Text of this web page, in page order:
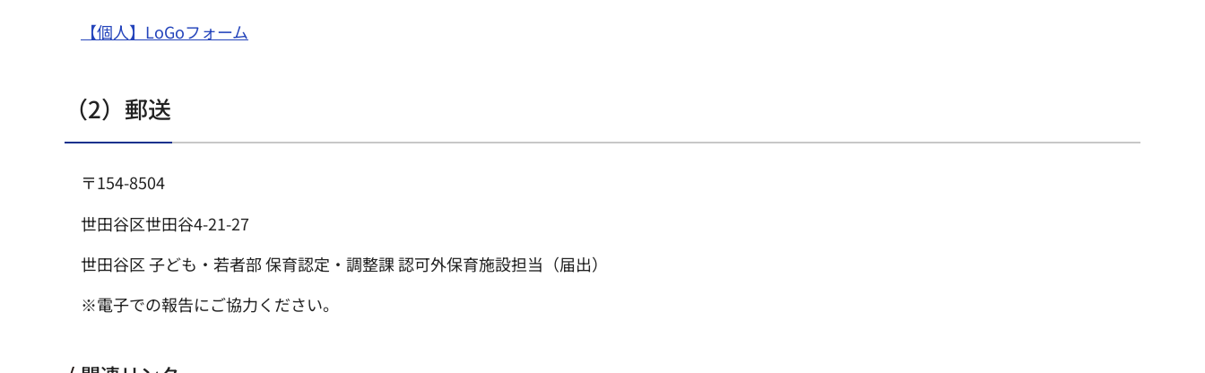
【個人】LoGoフォーム
（2）郵送
〒154-8504
世田谷区世田谷4-21-27
世田谷区 子ども・若者部 保育認定・調整課 認可外保育施設担当（届出）
※電子での報告にご協力ください。